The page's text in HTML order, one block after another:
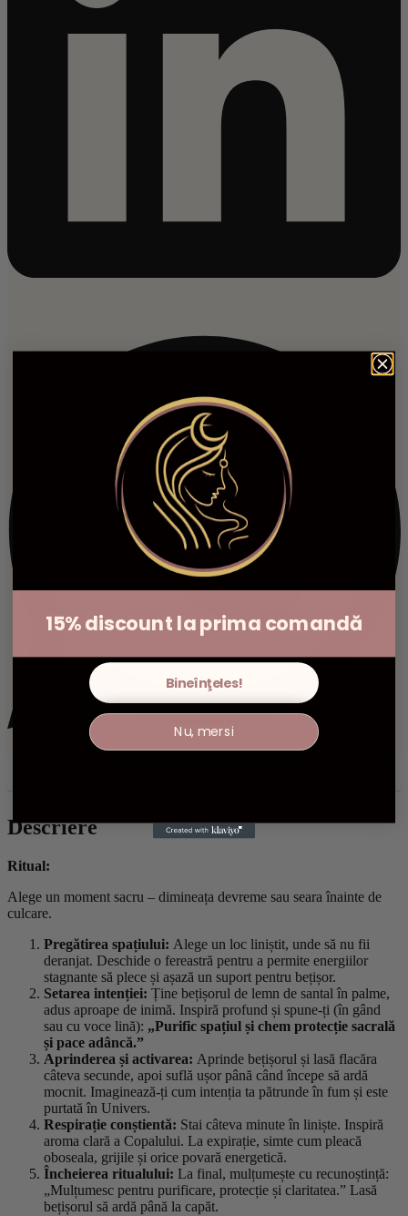
Descriere
Ritual:
Alege un moment sacru – dimineața devreme sau seara înainte de
culcare.
Pregătirea spațiului: Alege un loc liniștit, unde să nu fii
deranjat. Deschide o fereastră pentru a permite energiilor
stagnante să plece și așază un suport pentru bețișor.
Setarea intenției: Ține bețișorul de lemn de santal în palme,
adus aproape de inimă. Inspiră profund și spune-ți (în gând
sau cu voce lină): „Purific spațiul și chem protecție sacrală
și pace adâncă.”
Aprinderea și activarea: Aprinde bețișorul și lasă flacăra
câteva secunde, apoi suflă ușor până când începe să ardă
mocnit. Imaginează-ți cum intenția ta pătrunde în fum și este
purtată în Univers.
Respirație conștientă: Stai câteva minute în liniște. Inspiră
aroma clară a Copalului. La expirație, simte cum pleacă
oboseala, grijile și orice povară energetică.
Încheierea ritualului: La final, mulțumește cu recunoștință:
„Mulțumesc pentru purificare, protecție și claritatea.” Lasă
bețișorul să ardă până la capăt.
15% discount la prima comandă
Bineînţeles!
Nu, mersi